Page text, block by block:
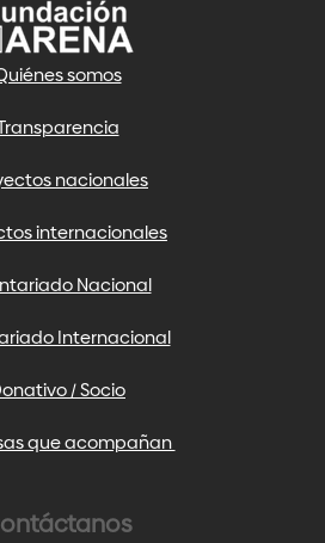
somos
nacionales
internacionales
Nacional
Internacional
/ Socio
que acompañan